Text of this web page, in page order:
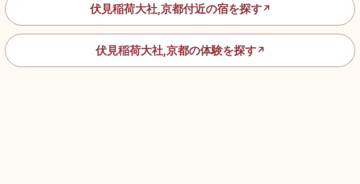
伏見稲荷大社,京都付近の宿を探す↗
伏見稲荷大社,京都の体験を探す↗